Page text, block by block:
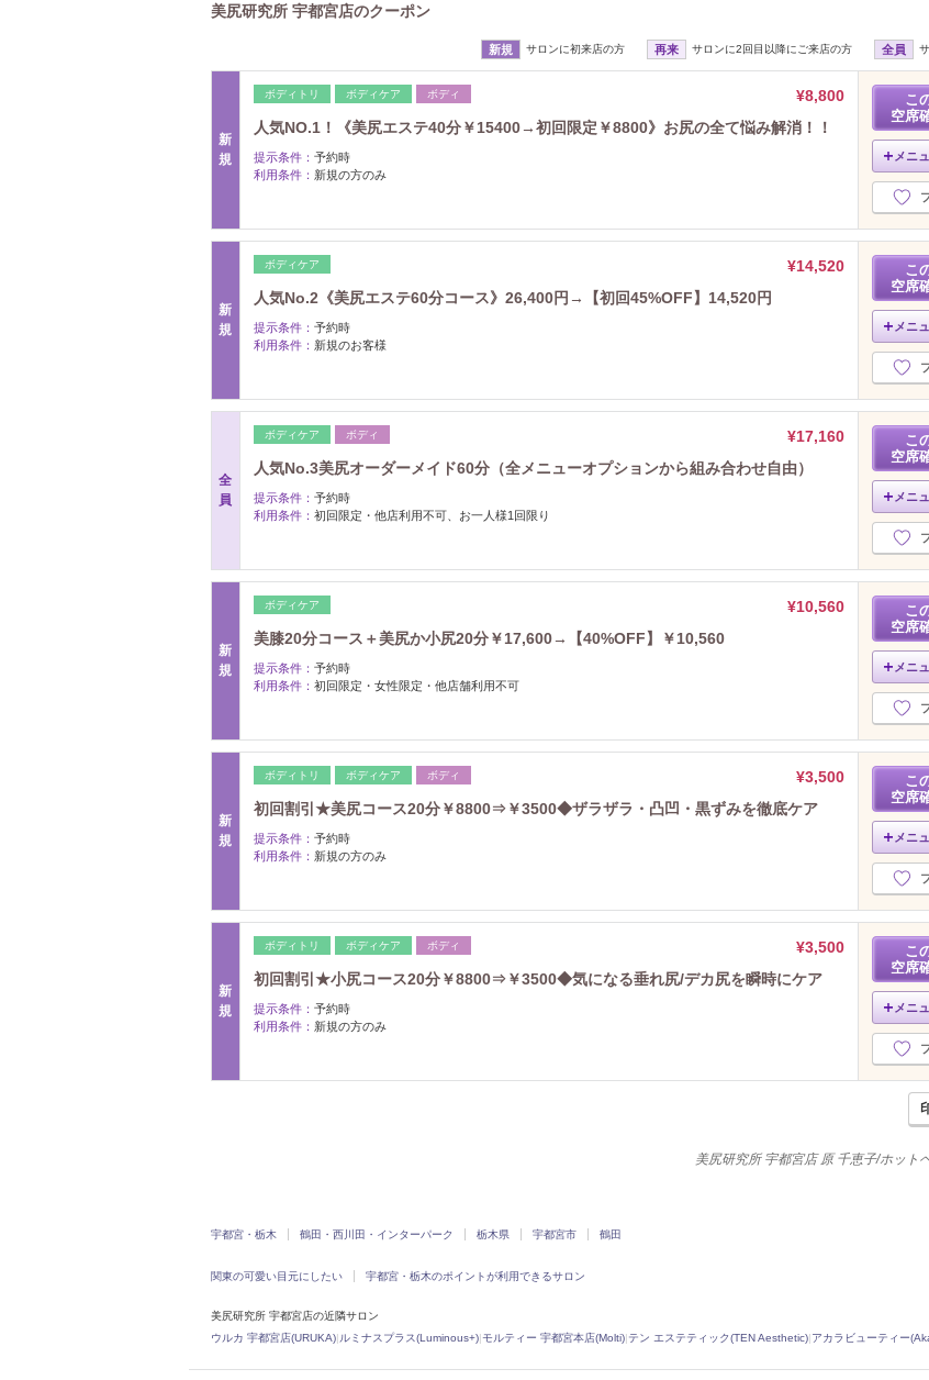
美尻研究所 宇都宮店のクーポン
新規 サロンに初来店の方 再来 サロンに2回目以降にご来店の方 全員
新
規
ボディトリ ボディケア ボディ
¥8,800
人気NO.1！《美尻エステ40分￥15400→初回限定￥8800》お尻の全て悩み解消！！
提示条件： 予約時
利用条件： 新規の方のみ
こ
空席
メニ
新
規
ボディケア
¥14,520
人気No.2《美尻エステ60分コース》26,400円→【初回45%OFF】14,520円
提示条件： 予約時
利用条件： 新規のお客様
こ
空席
メニ
全
員
ボディケア ボディ
¥17,160
人気No.3美尻オーダーメイド60分（全メニューオプションから組み合わせ自由）
提示条件： 予約時
利用条件： 初回限定・他店利用不可、お一人様1回限り
こ
空席
メニ
新
規
ボディケア
¥10,560
美膝20分コース＋美尻か小尻20分￥17,600→【40%OFF】￥10,560
提示条件： 予約時
利用条件： 初回限定・女性限定・他店舗利用不可
こ
空席
メニ
新
規
ボディトリ ボディケア ボディ
¥3,500
初回割引★美尻コース20分￥8800⇒￥3500◆ザラザラ・凸凹・黒ずみを徹底ケア
提示条件： 予約時
利用条件： 新規の方のみ
こ
空席
メニ
新
規
ボディトリ ボディケア ボディ
¥3,500
初回割引★小尻コース20分￥8800⇒￥3500◆気になる垂れ尻/デカ尻を瞬時にケア
提示条件： 予約時
利用条件： 新規の方のみ
こ
空席
メニ
美尻研究所 宇都宮店 原 千恵子/ホット
宇都宮・栃木 鶴田・西川田・インターパーク 栃木県 宇都宮市 鶴田
関東の可愛い目元にしたい 宇都宮・栃木のポイントが利用できるサロン
美尻研究所 宇都宮店の近隣サロン
ウルカ 宇都宮店(URUKA)|ルミナスプラス(Luminous+)|モルティー 宇都宮本店(Molti)|テン エステティック(TEN Aesthetic)|アカラビューティー